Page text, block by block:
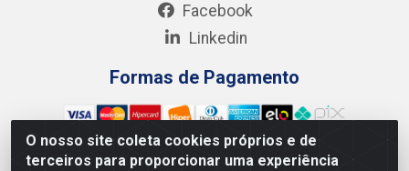
O nosso site coleta cookies próprios e de
terceiros para proporcionar uma experiência
Facebook
Linkedin
Formas de Pagamento